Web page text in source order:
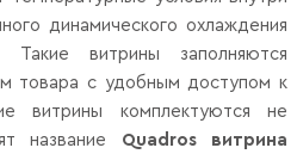
динамического охлаждения
витрины заполняются
товара с удобным доступом к
витрины комплектуются не
название Quadros
витрина